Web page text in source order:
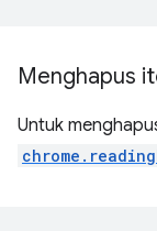
Menghapus
Untuk